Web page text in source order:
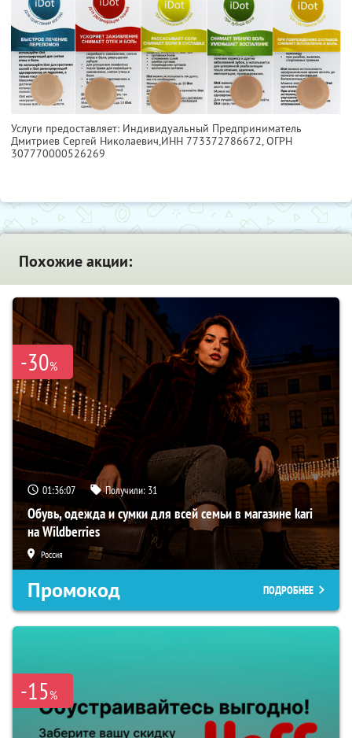
Услуги предоставляет: Индивидуальный Предприниматель
Дмитриев Сергей Николаевич,ИНН 773372786672, ОГРН
307770000526269
Похожие акции:
-30%
01:36:06 Получили: 31
Обувь, одежда и сумки для всей семьи в магазине kari
на Wildberries
Россия
Промокод ПОДРОБНЕЕ
-15%